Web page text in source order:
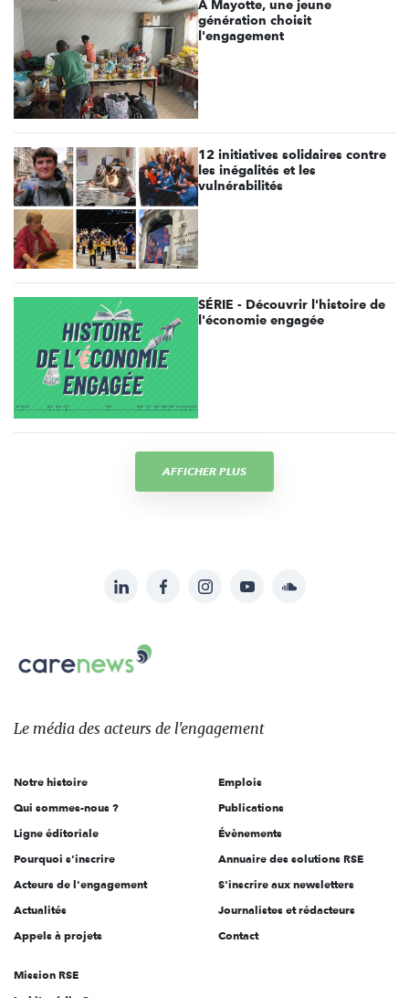
À Mayotte, une jeune
génération choisit
l'engagement
12 initiatives solidaires contre
les inégalités et les
vulnérabilités
SÉRIE - Découvrir l'histoire de
l'économie engagée
AFFICHER PLUS
sur:
LinkedInFacebookInstagramYouTubeSoundcloud
Le
des
l'engagement
Le média des acteurs de l'engagement
Notre histoire
Qui sommes-nous ?
Ligne éditoriale
Pourquoi s'inscrire
Acteurs de l'engagement
Actualités
Appels à projets
Emplois
Publications
Évènements
Annuaire des solutions RSE
S'inscrire aux newsletters
Journalistes et rédacteurs
Contact
Mission RSE